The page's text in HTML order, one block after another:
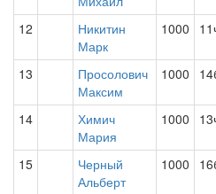
12
Никитин
Марк
1000
13
Просолович
Максим
1000
14
Химич
Мария
1000
15
Черный
Альберт
1000